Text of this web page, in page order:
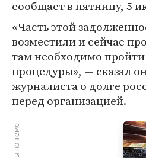
сообщает в пятницу, 5
«Часть этой
возместили и сейчас
там необходимо
процедуры», — сказал
журналиста о долге
перед организацией.